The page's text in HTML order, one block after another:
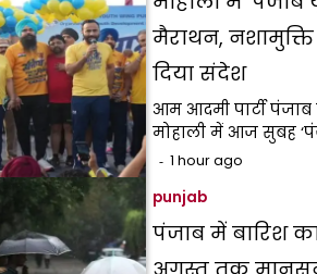
मैराथन,
दिया संदेश
आम आदमी पार्टी
मोहाली में आज सुबह
1 hour ago
punjab
पंजाब में बारिश का